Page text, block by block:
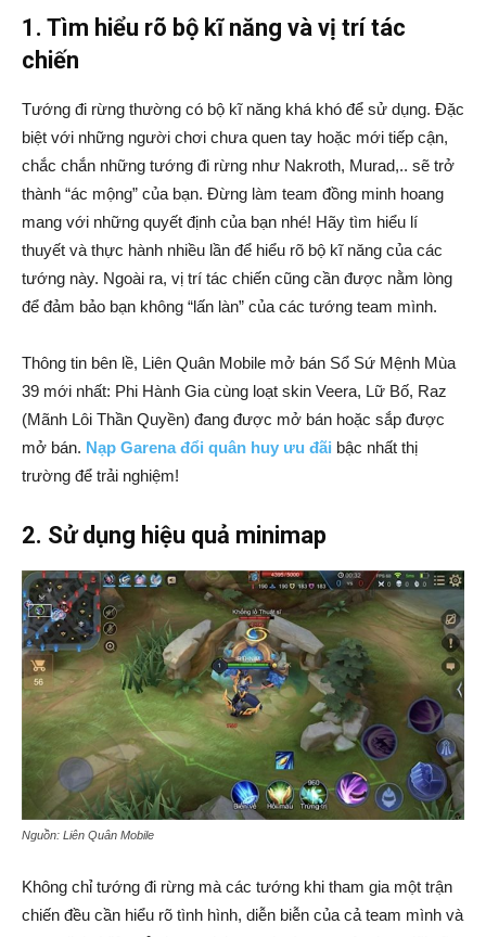
1. Tìm hiểu rõ bộ kĩ năng và vị trí tác
chiến
Tướng đi rừng thường có bộ kĩ năng khá khó để sử dụng. Đặc
biệt với những người chơi chưa quen tay hoặc mới tiếp cận,
chắc chắn những tướng đi rừng như Nakroth, Murad,.. sẽ trở
thành “ác mộng” của bạn. Đừng làm team đồng minh hoang
mang với những quyết định của bạn nhé! Hãy tìm hiểu lí
thuyết và thực hành nhiều lần để hiểu rõ bộ kĩ năng của các
tướng này. Ngoài ra, vị trí tác chiến cũng cần được nằm lòng
để đảm bảo bạn không “lấn làn” của các tướng team mình.
Thông tin bên lề, Liên Quân Mobile mở bán Sổ Sứ Mệnh Mùa
39 mới nhất: Phi Hành Gia cùng loạt skin Veera, Lữ Bố, Raz
(Mãnh Lôi Thần Quyền) đang được mở bán hoặc sắp được
mở bán. Nạp Garena đổi quân huy ưu đãi bậc nhất thị
trường để trải nghiệm!
2. Sử dụng hiệu quả minimap
Nguồn: Liên Quân Mobile
Không chỉ tướng đi rừng mà các tướng khi tham gia một trận
chiến đều cần hiểu rõ tình hình, diễn biễn của cả team mình và